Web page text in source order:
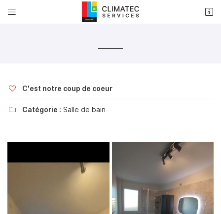
 
 C'est notre coup de coeur
 Catégorie : Salle de bain